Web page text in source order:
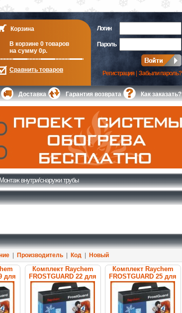
Корзина
В корзине 0 товаров
на сумму 0р.
Сравнить товаров
Логин
Пароль
Регистрация| Забыли пароль?
Доставка Гарантия возврата Как заказать?
внутри/снаружи трубы
| Производитель| Код| Новый
для
Комплект Raychem
FROSTGUARD 22 для
обогрева труб
Комплект Raychem
FROSTGUARD 25 для
обогрева труб